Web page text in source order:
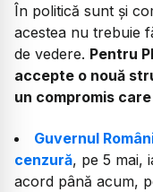
În politică sunt și
acestea nu trebuie
de vedere. Pentru
accepte o nouă
un compromis
Guvernul
cenzură, pe 5 mai,
acord până acum,